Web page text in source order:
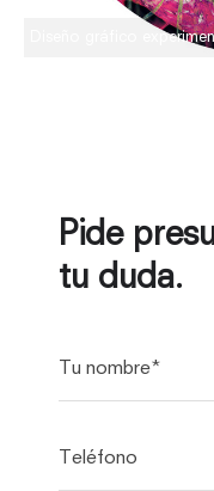
Diseño gráfico
Pide
tu duda.